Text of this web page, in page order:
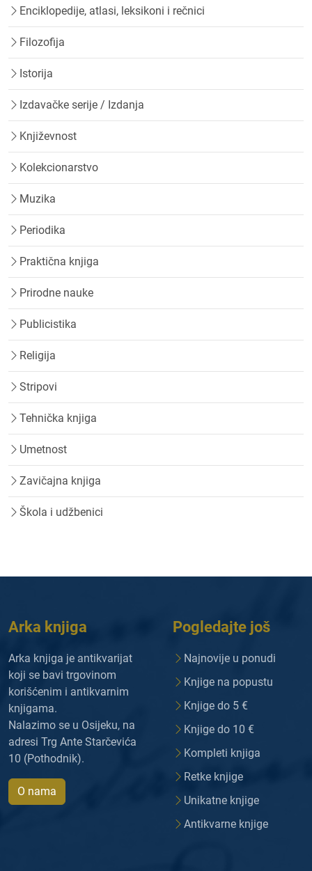
Enciklopedije, atlasi, leksikoni i rečnici
Filozofija
Istorija
Izdavačke serije / Izdanja
Književnost
Kolekcionarstvo
Muzika
Periodika
Praktična knjiga
Prirodne nauke
Publicistika
Religija
Stripovi
Tehnička knjiga
Umetnost
Zavičajna knjiga
Škola i udžbenici
Arka knjiga
Arka knjiga je antikvarijat
koji se bavi trgovinom
korišćenim i antikvarnim
knjigama.
Nalazimo se u Osijeku, na
adresi Trg Ante Starčevića
10 (Pothodnik).
O nama
Pogledajte još
Najnovije u ponudi
Knjige na popustu
Knjige do 5 €
Knjige do 10 €
Kompleti knjiga
Retke knjige
Unikatne knjige
Antikvarne knjige